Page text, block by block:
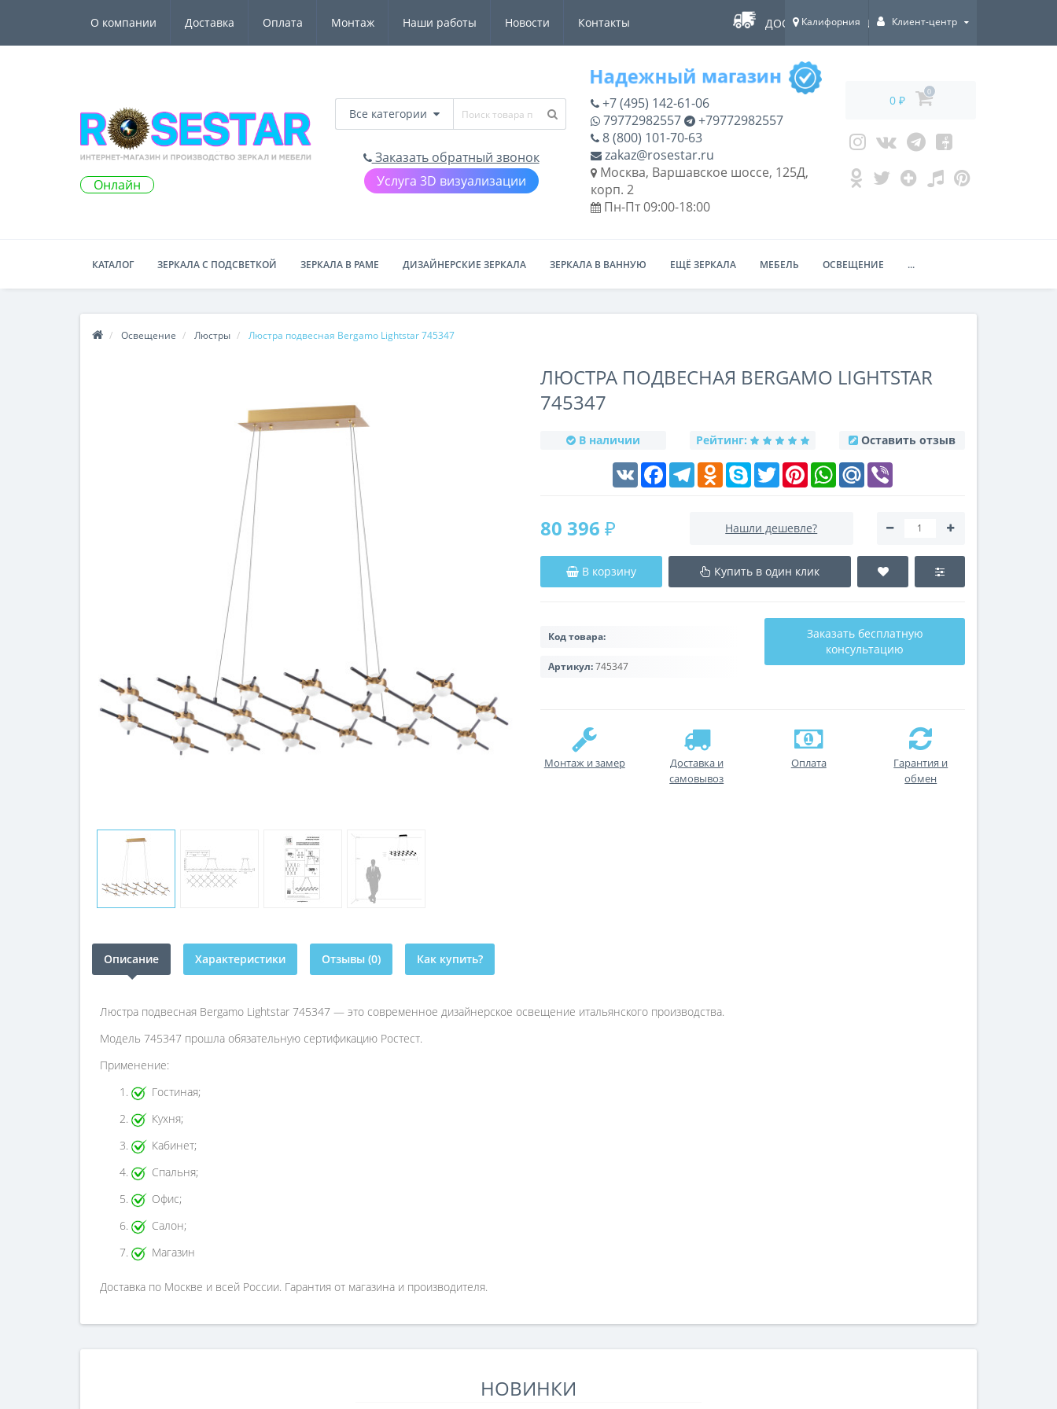
О компании Доставка Оплата Монтаж Наши работы Новости Контакты ДОСТАВКА ПО ВСЕЙ РОССИИ!
Калифорния Клиент-центр
Онлайн
Все категории
Заказать обратный звонок
Услуга 3D визуализации
+7 (495) 142-61-06
79772982557
+79772982557
8 (800) 101-70-63
zakaz@rosestar.ru
Москва, Варшавское шоссе, 125Д,
корп. 2
Пн-Пт 09:00-18:00
0 ₽
0
КАТАЛОГ ЗЕРКАЛА С ПОДСВЕТКОЙ ЗЕРКАЛА В РАМЕ ДИЗАЙНЕРСКИЕ ЗЕРКАЛА ЗЕРКАЛА В ВАННУЮ ЕЩЁ ЗЕРКАЛА МЕБЕЛЬ ОСВЕЩЕНИЕ ...
Освещение Люстры Люстра подвесная Bergamo Lightstar 745347
ЛЮСТРА ПОДВЕСНАЯ BERGAMO LIGHTSTAR
745347
В наличии Рейтинг: Оставить отзыв
VK FacebookTelegramOdnoklassniki
Skype Twitter PinterestWhatsAppMail.Ru
80 396 ₽ Нашли дешевле?
В корзину Купить в один клик
Код товара:
Артикул:745347
Заказать бесплатную
консультацию
Монтаж и замер
Доставка и
самовывоз
Оплата
Гарантия и
обмен
Описание Характеристики Отзывы (0) Как купить?
Люстра подвесная Bergamo Lightstar 745347 — это современное дизайнерское освещение итальянского производства.
Модель 745347 прошла обязательную сертификацию Ростест.
Применение:
Гостиная;
Кухня;
Кабинет;
Спальня;
Офис;
Салон;
Магазин
Доставка по Москве и всей России. Гарантия от магазина и производителя.
НОВИНКИ